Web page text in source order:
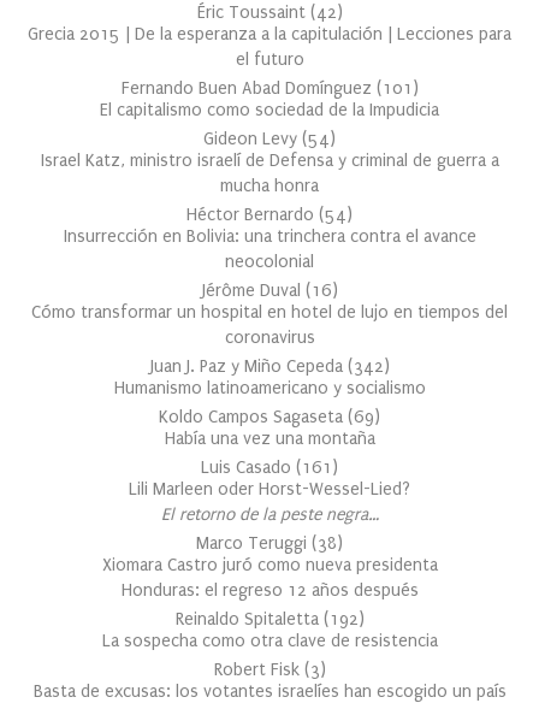
Éric Toussaint (42)
Grecia 2015 | De la esperanza a la capitulación | Lecciones para
el futuro
Fernando Buen Abad Domínguez (101 )
El capitalismo como sociedad de la Impudicia
Gideon Levy (54)
Israel Katz, ministro israelí de Defensa y criminal de guerra a
mucha honra
Héctor Bernardo (54)
Insurrección en Bolivia: una trinchera contra el avance
neocolonial
Jérôme Duval (16)
Cómo transformar un hospital en hotel de lujo en tiempos del
coronavirus
Juan J. Paz y Miño Cepeda (342)
Humanismo latinoamericano y socialismo
Koldo Campos Sagaseta (69)
Había una vez una montaña
Luis Casado (161 )
Lili Marleen oder Horst-Wessel-Lied?
El retorno de la peste negra…
Marco Teruggi (38)
Xiomara Castro juró como nueva presidenta
Honduras: el regreso 12 años después
Reinaldo Spitaletta (192)
La sospecha como otra clave de resistencia
Robert Fisk (3)
Basta de excusas: los votantes israelíes han escogido un país